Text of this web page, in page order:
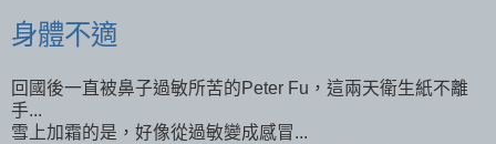
身體不適
回國後一直被鼻子過敏所苦的Peter Fu，這兩天衛生紙不離
手...
雪上加霜的是，好像從過敏變成感冒...